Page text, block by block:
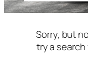
Sorry, but
try a